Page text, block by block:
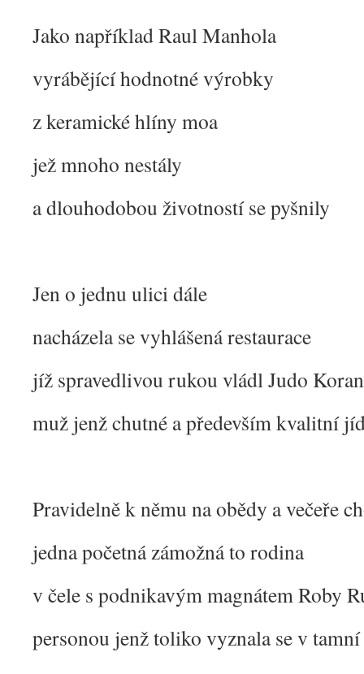
Jako například Raul Manhola
vyrábějící hodnotné výrobky
z keramické hlíny moa
jež mnoho nestály
a dlouhodobou životností se pyšnily
Jen o jednu ulici dále
nacházela se vyhlášená restaurace
jíž spravedlivou rukou vládl Judo
muž jenž chutné a především kvalitní
Pravidelně k němu na obědy a večeře
jedna početná zámožná to rodina
v čele s podnikavým magnátem Roby
personou jenž toliko vyznala se v